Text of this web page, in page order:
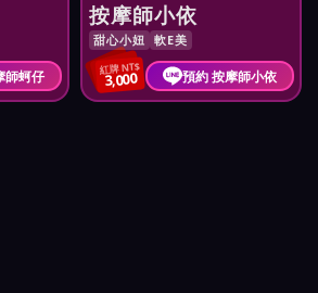
師蚵仔
按摩師小依
甜心小妞 軟E美
紅牌 NT$
3,000 預約 按摩師小依